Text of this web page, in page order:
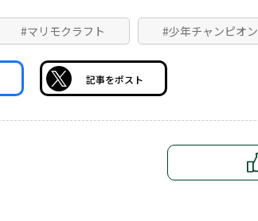
#マリモクラフト #少年チャンピオン
記事をポスト